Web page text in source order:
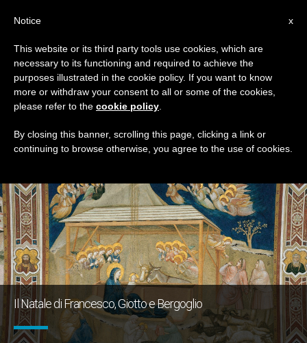
TAG
Posts Tagged ‘giotto’
ULTIME NOTIZIE
Il Natale di Francesco, Giotto e Bergoglio
x
Notice
This website or its third party tools use cookies, which are
necessary to its functioning and required to achieve the
purposes illustrated in the cookie policy. If you want to know
more or withdraw your consent to all or some of the cookies,
please refer to the cookie policy
By closing this banner, scrolling this page, clicking a link or
continuing to browse otherwise, you agree to the use of cookies.